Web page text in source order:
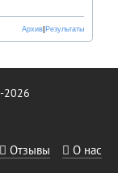
Результаты
Архив
2026
Отзывы О нас